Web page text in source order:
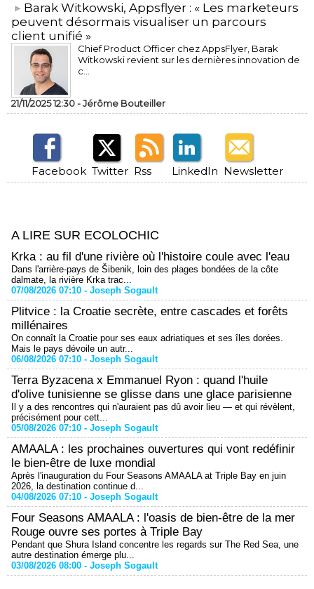
​Barak Witkowski, Appsflyer : « Les marketeurs
peuvent désormais visualiser un parcours
client unifié »
Chief Product Officer chez AppsFlyer, ​Barak
Witkowski revient sur les dernières innovation de
c...
21/11/2025 12:30 -Jérôme Bouteiller
Facebook Twitter Rss LinkedIn Newsletter
A LIRE SUR ECOLOCHIC
Krka : au fil d'une rivière où l'histoire coule avec l'eau
Dans l'arrière-pays de Šibenik, loin des plages bondées de la côte
dalmate, la rivière Krka trac...
07/08/2026 07:10 - Joseph Sogault
Plitvice : la Croatie secrète, entre cascades et forêts
millénaires
On connaît la Croatie pour ses eaux adriatiques et ses îles dorées.
Mais le pays dévoile un autr...
06/08/2026 07:10 - Joseph Sogault
Terra Byzacena x Emmanuel Ryon : quand l'huile
d'olive tunisienne se glisse dans une glace parisienne
Il y a des rencontres qui n'auraient pas dû avoir lieu — et qui révèlent,
précisément pour cett...
05/08/2026 07:10 - Joseph Sogault
AMAALA : les prochaines ouvertures qui vont redéfinir
le bien-être de luxe mondial
Après l'inauguration du Four Seasons AMAALA at Triple Bay en juin
2026, la destination continue d...
04/08/2026 07:10 - Joseph Sogault
Four Seasons AMAALA : l'oasis de bien-être de la mer
Rouge ouvre ses portes à Triple Bay
Pendant que Shura Island concentre les regards sur The Red Sea, une
autre destination émerge plu...
03/08/2026 08:00 - Joseph Sogault